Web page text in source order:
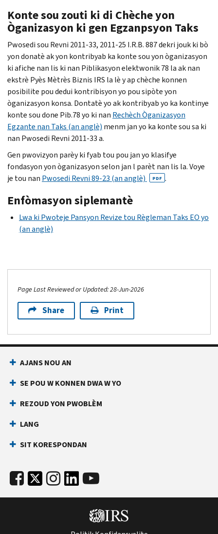
Konte sou zouti ki di Chèche yon
Òganizasyon ki gen Egzanpsyon Taks
Pwosedi sou Revni 2011-33, 2011-25 I.R.B. 887 dekri jouk ki bò
yon donatè ak yon kontribyab ka konte sou yon òganizasyon
ki afiche nan lis ki nan Piblikasyon elektwonik 78 la ak nan
ekstrè Pyès Mètrès Biznis IRS la lè y ap chèche konnen
posibilite pou dedui kontribisyon yo pou sipòte yon
òganizasyon konsa. Dontatè yo ak kontribyab yo ka kontinye
konte sou done Pib.78 yo ki nan Rechèch Òganizasyon
Egzante nan Taks (an anglè) menm jan yo ka konte sou sa ki
nan Pwosedi Revni 2011-33 a.
Gen pwovizyon parèy ki fyab tou pou jan yo klasifye
fondasyon yon òganizasyon selon jan l parèt nan lis la. Voye
je tou nan Pwosedi Revni 89-23 (an anglè) PDF .
Enfòmasyon siplemantè
Lwa ki Pwoteje Pansyon Revize tou Règleman Taks EOyo
(an anglè)
Page Last Reviewed or Updated: 28-Jun-2026
Share Print
AJANS NOU AN
SE POU W KONNEN DWA W YO
REZOUD YON PWOBLÈM
LANG
SIT KORESPONDAN